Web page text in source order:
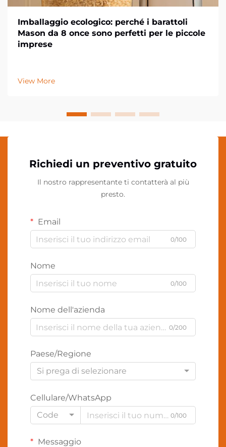
Imballaggio ecologico: perché i barattoli
Mason da 8 once sono perfetti per le piccole
imprese
View More
Richiedi un preventivo gratuito
Il nostro rappresentante ti contatterà al più
presto.
Email
0/100
Nome
0/100
Nome dell'azienda
0/200
Paese/Regione
Si prega di selezionare
Cellulare/WhatsApp
Code
0/100
Messaggio